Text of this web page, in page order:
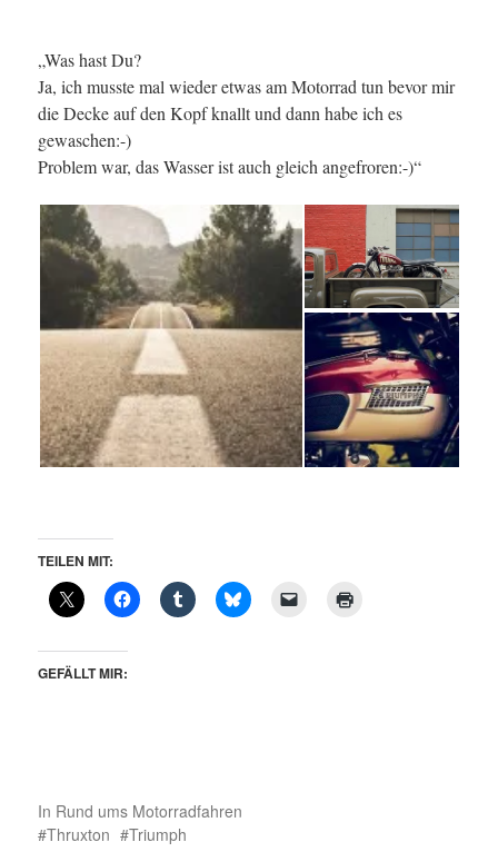
„Was hast Du?
Ja, ich musste mal wieder etwas am Motorrad tun bevor mir
die Decke auf den Kopf knallt und dann habe ich es
gewaschen:-)
Problem war, das Wasser ist auch gleich angefroren:-)“
TEILEN MIT:
GEFÄLLT MIR:
In Rund ums Motorradfahren
Thruxton
Triumph